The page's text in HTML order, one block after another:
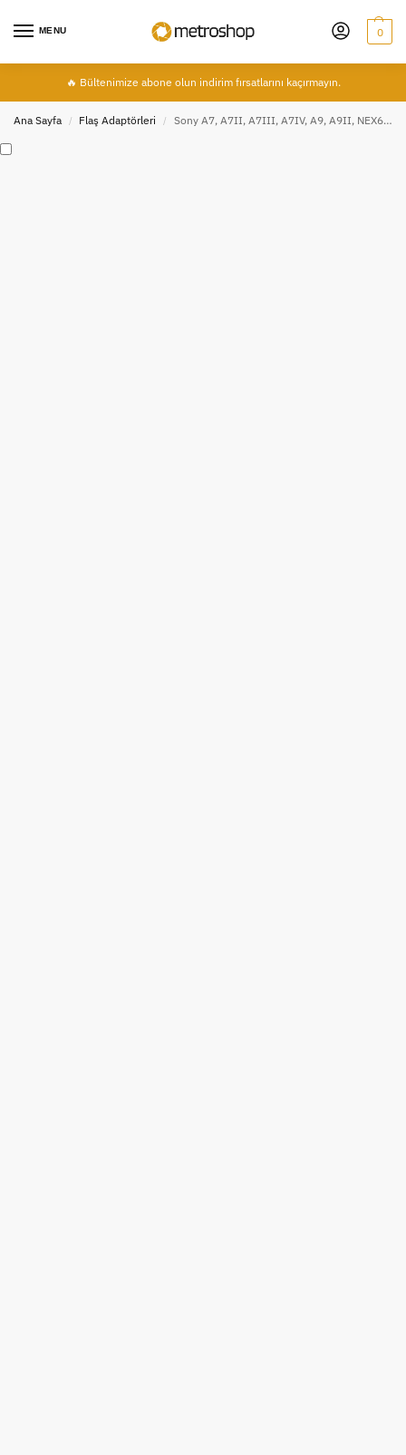
MENU 0
🔥 Bültenimize abone olun indirim fırsatlarını kaçırmayın.
Ana Sayfa / Flaş Adaptörleri / Sony A7, A7II, A7III, A7IV, A9, A9II, NEX6 için Hot Shoe Converter TF-334